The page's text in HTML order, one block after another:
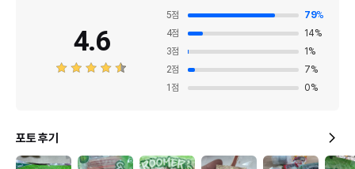
4.6
5점 79%
4점 14%
3점 1 %
2점 7%
1 점 0%
포토 후기